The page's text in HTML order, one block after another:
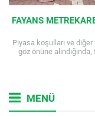
FAYANS
Piyasa koşulları ve
göz önüne
MENÜ